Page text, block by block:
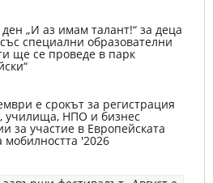
„И аз имам талант!“ за деца
специални образователни
ще се проведе в парк
е срокът за регистрация
училища, НПО и бизнес
за участие в Европейската
мобилността '2026